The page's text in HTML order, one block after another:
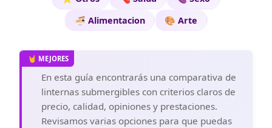
🍜 Alimentacion
🎨 Arte
En esta guía encontrarás una comparativa de
linternas submergibles con criterios claros de
precio, calidad, opiniones y prestaciones.
Revisamos varias opciones para que puedas